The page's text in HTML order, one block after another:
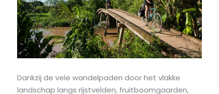
Dankzij de vele wandelpaden door het vlakke
landschap langs rijstvelden, fruitboomgaarden,